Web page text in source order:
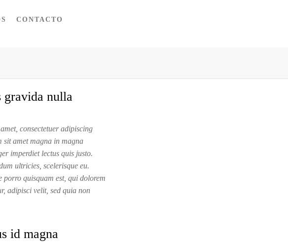
CONTACTO
gravida nulla
consectetuer adipiscing
amet magna in magna
imperdiet lectus quis justo.
ultricies, scelerisque eu.
porro quisquam est, qui dolorem
adipisci velit, sed quia non
id magna